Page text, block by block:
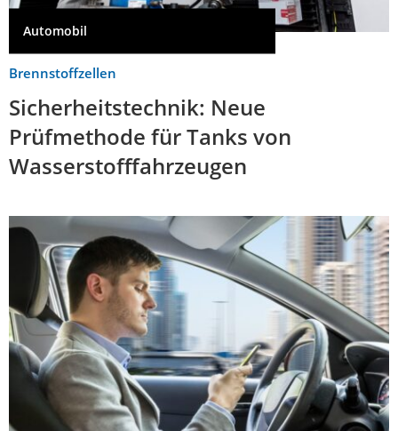
Automobil
Brennstoffzellen
Sicherheitstechnik: Neue
Prüfmethode für Tanks von
Wasserstofffahrzeugen